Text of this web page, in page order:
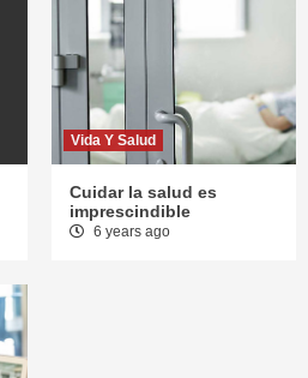
Vida Y Salud
Cuidar la salud es
imprescindible
6 years ago